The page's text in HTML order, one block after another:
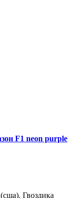
F1 neon purple
Гвоздика